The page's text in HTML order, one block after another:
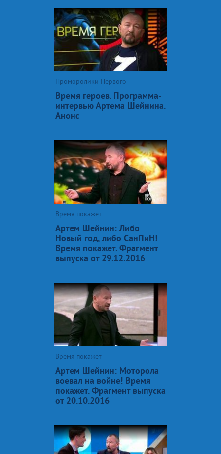
Проморолики Первого
Время героев. Программа-
интервью Артема Шейнина.
Анонс
Время покажет
Артем Шейнин: Либо
Новый год, либо СанПиН!
Время покажет. Фрагмент
выпуска от 29.12.2016
Время покажет
Артем Шейнин: Моторола
воевал на войне! Время
покажет. Фрагмент выпуска
от 20.10.2016